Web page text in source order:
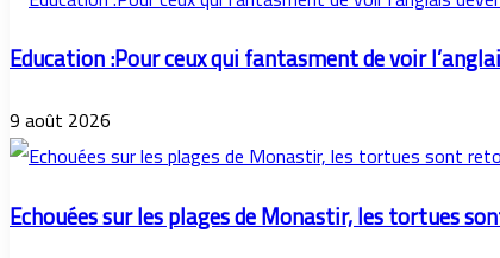
Education :Pour ceux qui fantasment de voir
9 août 2026
Echouées sur les plages de Monastir, les tortues